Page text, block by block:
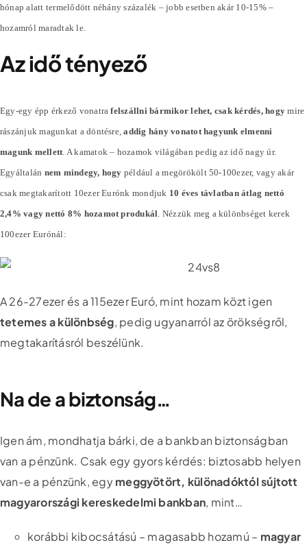
hónap alatt termelődött néhányszázalék – jobb esetben akár 10-15% –
hozamról maradtak le.
Az idő tényező
Egy-egy épp érkező vonatrafelszállni bármikor lehet, csak kérdés, hogy mire
rászánjuk magunkat a döntésre,addig hány vonatot hagyunk elmenni
magunk mellett. A kamatok – hozamok világában pedig az idő nagy úr.
Egyáltalán nem mindegy, hogy például a megörökölt 50-100ezer, vagy akár
csak megtakarított 10ezer Eurónk mondjuk 10 éves távlatban átlag nettó
2,4% vagy nettó 8% hozamot produkál. Nézzük meg a különbséget kerek
100ezer Eurónál:
A 26-27ezer és a 115ezer Euró, mint hozam közt igen
tetemes a különbség, pedig ugyanarról az örökségről,
megtakarításról beszélünk.
Na de a biztonság…
Igen ám, mondhatja bárki, de a bankban biztonságban
van a pénzünk. Csak egy gyors kérdés: biztosabb helyen
van-e a pénzünk, egymeggyötört, különadóktól sújtott
magyarországi kereskedelmi bankban, mint…
korábbi kibocsátású – magasabb hozamú – magyar